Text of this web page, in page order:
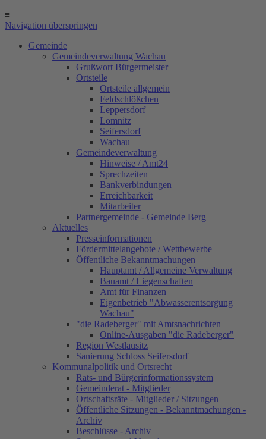
≡
Navigation überspringen
Gemeinde
Gemeindeverwaltung Wachau
Grußwort Bürgermeister
Ortsteile
Ortsteile allgemein
Feldschlößchen
Leppersdorf
Lomnitz
Seifersdorf
Wachau
Gemeindeverwaltung
Hinweise / Amt24
Sprechzeiten
Bankverbindungen
Erreichbarkeit
Mitarbeiter
Partnergemeinde - Gemeinde Berg
Aktuelles
Presseinformationen
Fördermittelangebote / Wettbewerbe
Öffentliche Bekanntmachungen
Hauptamt / Allgemeine Verwaltung
Bauamt / Liegenschaften
Amt für Finanzen
Eigenbetrieb "Abwasserentsorgung
Wachau"
"die Radeberger" mit Amtsnachrichten
Online-Ausgaben "die Radeberger"
Region Westlausitz
Sanierung Schloss Seifersdorf
Kommunalpolitik und Ortsrecht
Rats- und Bürgerinformationssystem
Gemeinderat - Mitglieder
Ortschaftsräte - Mitglieder / Sitzungen
Öffentliche Sitzungen - Bekanntmachungen -
Archiv
Beschlüsse - Archiv